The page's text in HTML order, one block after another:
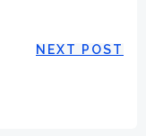
NEXT POST